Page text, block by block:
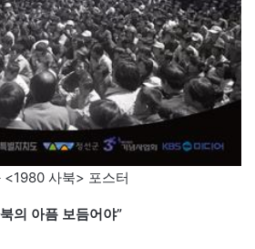
<1980 사북> 포스터
의 아픔 보듬어야”